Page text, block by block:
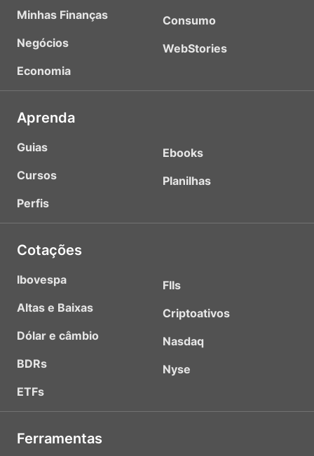
Minhas Finanças
Negócios
Economia
Consumo
WebStories
Aprenda
Guias
Cursos
Perfis
Ebooks
Planilhas
Cotações
Ibovespa
Altas e Baixas
Dólar e câmbio
BDRs
ETFs
FIIs
Criptoativos
Nasdaq
Nyse
Ferramentas